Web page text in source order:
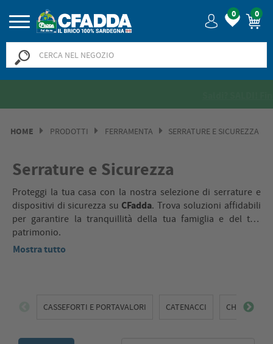
0 0
HOME PRODOTTI FERRAMENTA SERRATURE E SICUREZZA
Serrature e Sicurezza
Proteggi la tua casa con la nostra selezione di serrature e
dispositivi di sicurezza su CFadda. Trova soluzioni affidabili
per garantire la tranquillità della tua famiglia e del tuo
patrimonio.
Mostra tutto
CASSEFORTI E PORTAVALORI CATENACCI CHIAVI